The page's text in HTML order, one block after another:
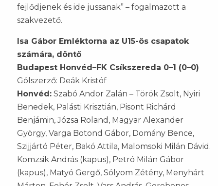
fejlődjenek és ide jussanak” – fogalmazott a
szakvezető.
Isa Gábor Emléktorna az U15-ös csapatok
számára, döntő
Budapest Honvéd–FK Csíkszereda 0–1 (0–0)
Gólszerző: Deák Kristóf
Honvéd: Szabó Andor Zalán – Török Zsolt, Nyiri
Benedek, Palásti Krisztián, Pisont Richárd
Benjámin, Józsa Roland, Magyar Alexander
György, Varga Botond Gábor, Domány Bence,
Szijjártó Péter, Bakó Attila, Malomsoki Milán Dávid.
Komzsik András (kapus), Petró Milán Gábor
(kapus), Matyó Gergő, Sólyom Zétény, Menyhárt